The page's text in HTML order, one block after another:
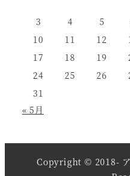
3
4 5
10
11 12
17
18 19
24
25 26
31
« 5月
Copyright © 2018-